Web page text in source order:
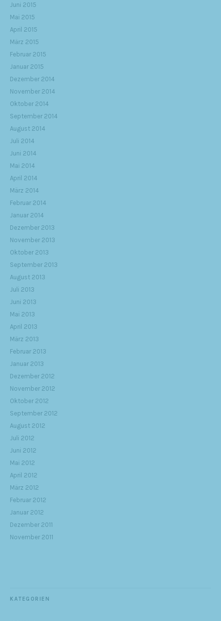
Juni 2015
Mai 2015
April 2015
März 2015
Februar 2015
Januar 2015
Dezember 2014
November 2014
Oktober 2014
September 2014
August 2014
Juli 2014
Juni 2014
Mai 2014
April 2014
März 2014
Februar 2014
Januar 2014
Dezember 2013
November 2013
Oktober 2013
September 2013
August 2013
Juli 2013
Juni 2013
Mai 2013
April 2013
März 2013
Februar 2013
Januar 2013
Dezember 2012
November 2012
Oktober 2012
September 2012
August 2012
Juli 2012
Juni 2012
Mai 2012
April 2012
März 2012
Februar 2012
Januar 2012
Dezember 2011
November 2011
KATEGORIEN